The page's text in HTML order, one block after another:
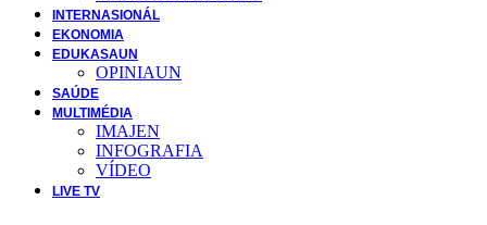
INTERNASIONÁL
EKONOMIA
EDUKASAUN
OPINIAUN
SAÚDE
MULTIMÉDIA
IMAJEN
INFOGRAFIA
VÍDEO
LIVE TV